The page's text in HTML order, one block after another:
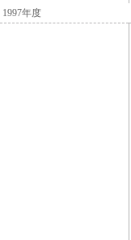
1997年度